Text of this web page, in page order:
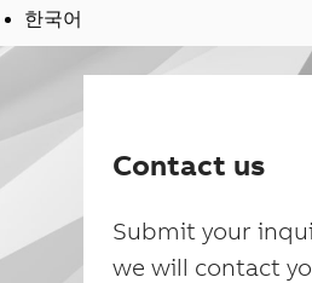
한국어
Contact us
Submit your
we will contact